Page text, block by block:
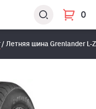
0
Летняя шина Grenlander L-